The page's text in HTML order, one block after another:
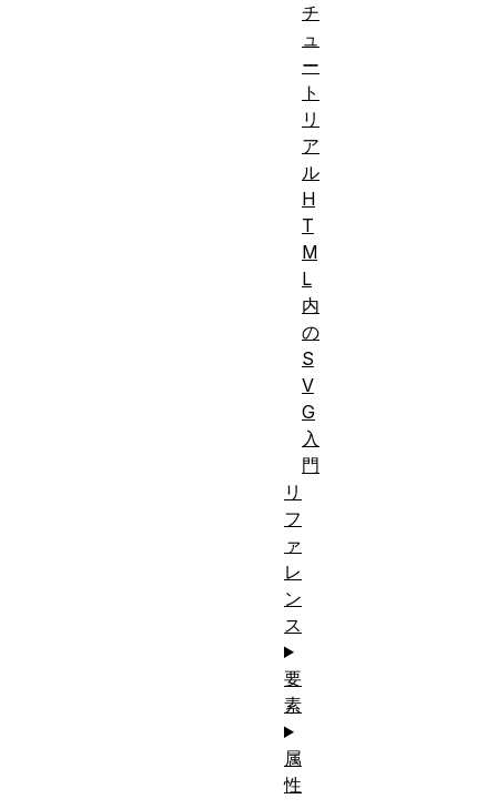
チ
ュ
ー
ト
リ
ア
ル
H
T
M
L
内
の
S
V
G
入
門
リ
フ
ァ
レ
ン
ス
要
素
属
性